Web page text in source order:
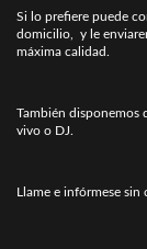
Si lo prefiere puede
domicilio, y le
máxima calidad.
También disponemos
vivo o DJ.
Llame e infórmese sin